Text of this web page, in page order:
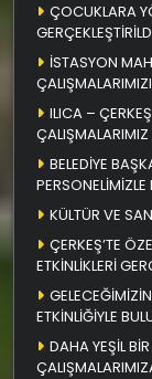
ÇOCUKLARA
İSTASYON
ILICA –
BELEDİYE
KÜLTÜR VE
ÇERKEŞ’TE
ETKİNLİKLERİ
ETKİNLİĞİYLE
DAHA YEŞİL